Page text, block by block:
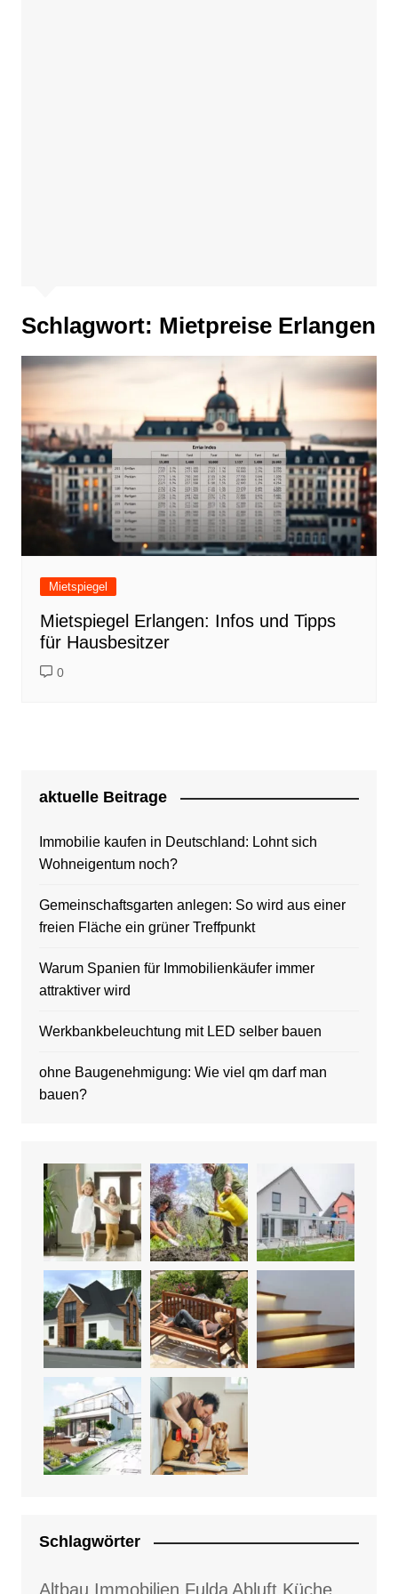
Schlagwort: Mietpreise Erlangen
Mietspiegel
Mietspiegel Erlangen: Infos und Tipps
für Hausbesitzer
0
aktuelle Beitrage
Immobilie kaufen in Deutschland: Lohnt sich
Wohneigentum noch?
Gemeinschaftsgarten anlegen: So wird aus einer
freien Fläche ein grüner Treffpunkt
Warum Spanien für Immobilienkäufer immer
attraktiver wird
Werkbankbeleuchtung mit LED selber bauen
ohne Baugenehmigung: Wie viel qm darf man
bauen?
Schlagwörter
Altbau Immobilien Fulda Abluft Küche